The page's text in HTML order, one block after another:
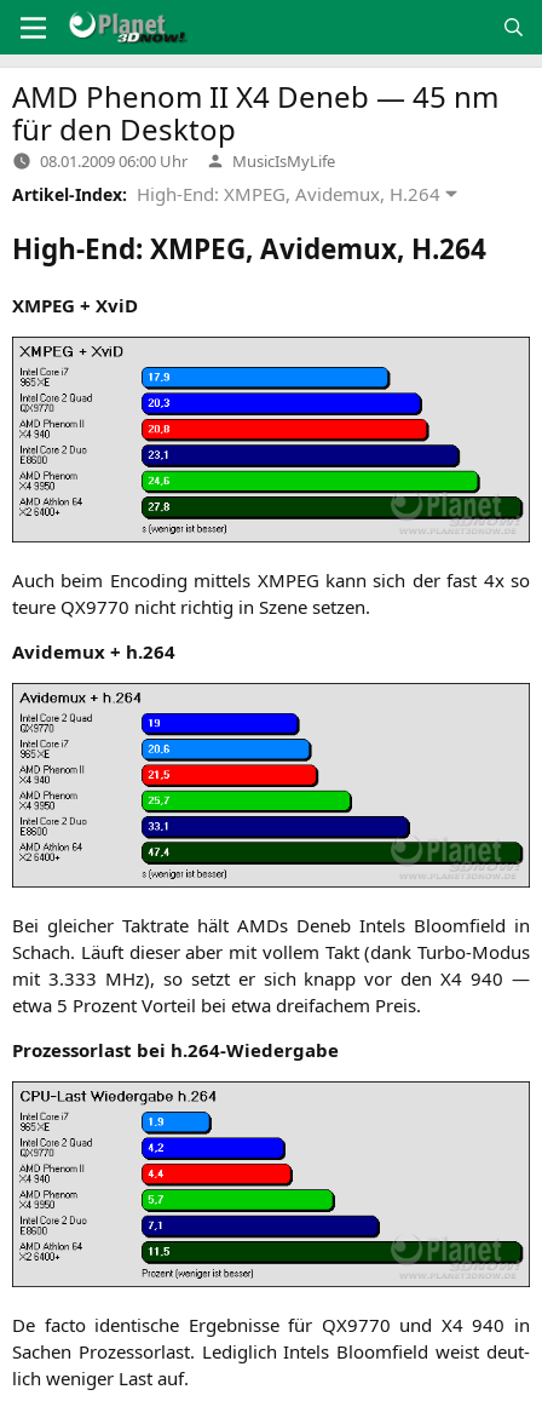
Inhalt
springen
AMD Phenom IIX4 Deneb — 45 nm
für den Desktop
08.01.2009 06:00 Uhr Verfasst
von
MusicIsMyLife
Artikel-Index: High-End: XMPEG, Avidemux, H.264
High-End: XMPEG, Avidemux, H.264
XMPEG + XviD
Auch beim Enco­ding mit­tels XMPEG kann sich der fast 4x so
teu­re QX9770 nicht rich­tig in Sze­ne setzen.
Avi­de­mux + h.264
Bei glei­cher Takt­ra­te hält AMDs Deneb Intels Bloom­field in
Schach. Läuft die­ser aber mit vol­lem Takt (dank Tur­bo-Modus
mit 3.333 MHz), so setzt er sich knapp vor denX4 940 —
etwa 5 Pro­zent Vor­teil bei etwa drei­fa­chem Preis.
Pro­zes­sor­last bei h.264-Wiedergabe
De fac­to iden­ti­sche Ergeb­nis­se für QX9770 und X4940 in
Sachen Pro­zes­sor­last. Ledig­lich Intels Bloom­field weist deut­
lich weni­ger Last auf.